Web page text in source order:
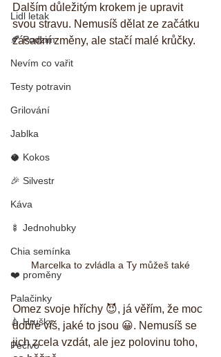
Lidl letak
🍂 Podzim
Nevím co vařit
Testy potravin
Grilování
Jablka
🥥 Kokos
🎉 Silvestr
Káva
🍢 Jednohubky
Chia semínka
❤️ proměny
Palačinky
🍐 Hrušky
Pečivo
Dalším důležitým krokem je upravit
svou stravu. Nemusíš dělat ze začátku
zásadní změny, ale stačí malé krůčky.
Marcelka to zvládla a Ty můžeš také
Omez svoje hříchy 😈, já věřím, že moc
dobře víš, jaké to jsou 😀. Nemusíš se
jich zcela vzdát, ale jez polovinu toho,